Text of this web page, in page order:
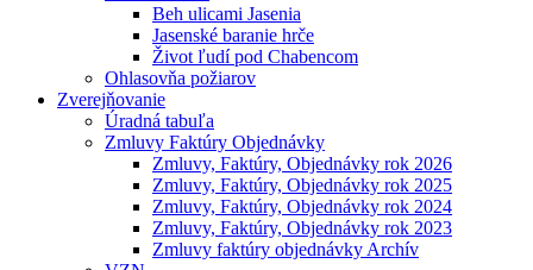
Beh ulicami Jasenia
Jasenské baranie hrče
Život ľudí pod Chabencom
Ohlasovňa požiarov
Zverejňovanie
Úradná tabuľa
Zmluvy Faktúry Objednávky
Zmluvy, Faktúry, Objednávky rok 2026
Zmluvy, Faktúry, Objednávky rok 2025
Zmluvy, Faktúry, Objednávky rok 2024
Zmluvy, Faktúry, Objednávky rok 2023
Zmluvy faktúry objednávky Archív